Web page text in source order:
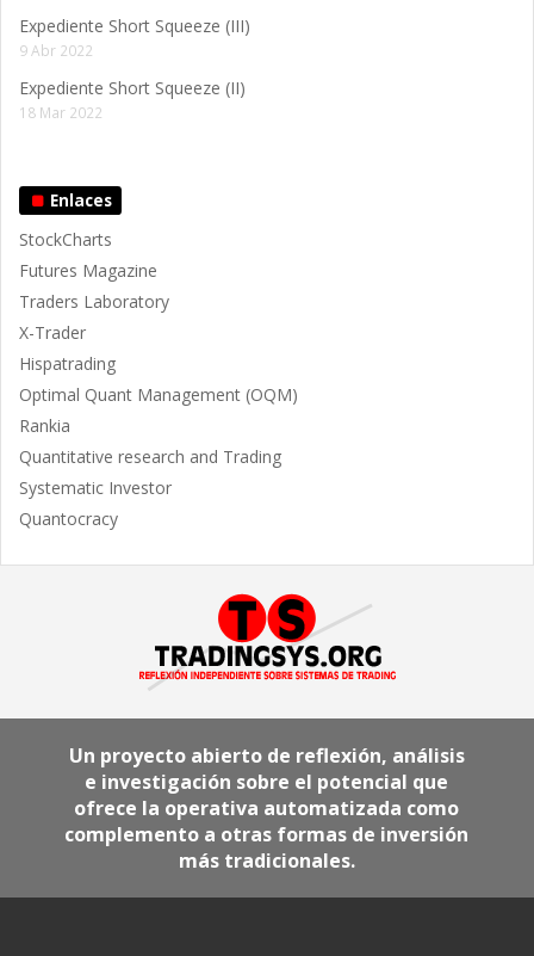
Expediente Short Squeeze (III)
9 Abr 2022
Expediente Short Squeeze (II)
18 Mar 2022
Enlaces
StockCharts
Futures Magazine
Traders Laboratory
X-Trader
Hispatrading
Optimal Quant Management (OQM)
Rankia
Quantitative research and Trading
Systematic Investor
Quantocracy
Un proyecto abierto de reflexión, análisis
e investigación sobre el potencial que
ofrece la operativa automatizada como
complemento a otras formas de inversión
más tradicionales.